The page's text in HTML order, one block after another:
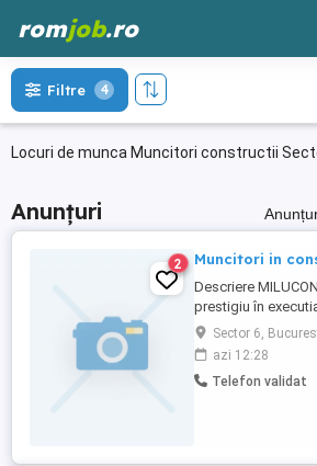
romjob.ro
Locuri de munca Muncitori constructii
Filtre 4
Anunțuri
2 Muncitori in
Descriere
prestigiu în
hidroizolații la
angajăm muncitori
zidari , izolatori ,în
dinamice și salariul
Sector 6,
azi 12:28
Telefon validat